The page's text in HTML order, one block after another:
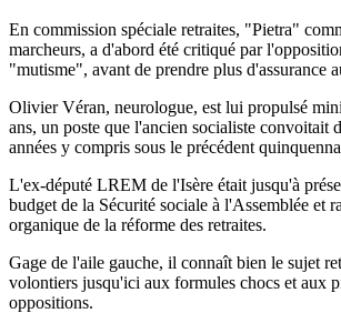
En commission spéciale retraites, "Pietra"
marcheurs, a d'abord été critiqué par
"mutisme", avant de prendre plus d'assurance
Olivier Véran, neurologue, est lui propulsé
ans, un poste que l'ancien socialiste convoitait
années y compris sous le précédent
L'ex-député LREM de l'Isère était jusqu'à
budget de la Sécurité sociale à l'Assemblée et
organique de la réforme des retraites.
Gage de l'aile gauche, il connaît bien le sujet
volontiers jusqu'ici aux formules chocs et aux
oppositions.